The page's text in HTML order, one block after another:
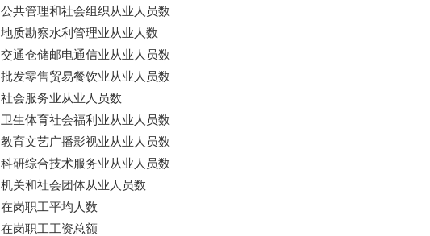
公共管理和社会组织从业人员数
地质勘察水利管理业从业人数
交通仓储邮电通信业从业人员数
批发零售贸易餐饮业从业人员数
社会服务业从业人员数
卫生体育社会福利业从业人员数
教育文艺广播影视业从业人员数
科研综合技术服务业从业人员数
机关和社会团体从业人员数
在岗职工平均人数
在岗职工工资总额